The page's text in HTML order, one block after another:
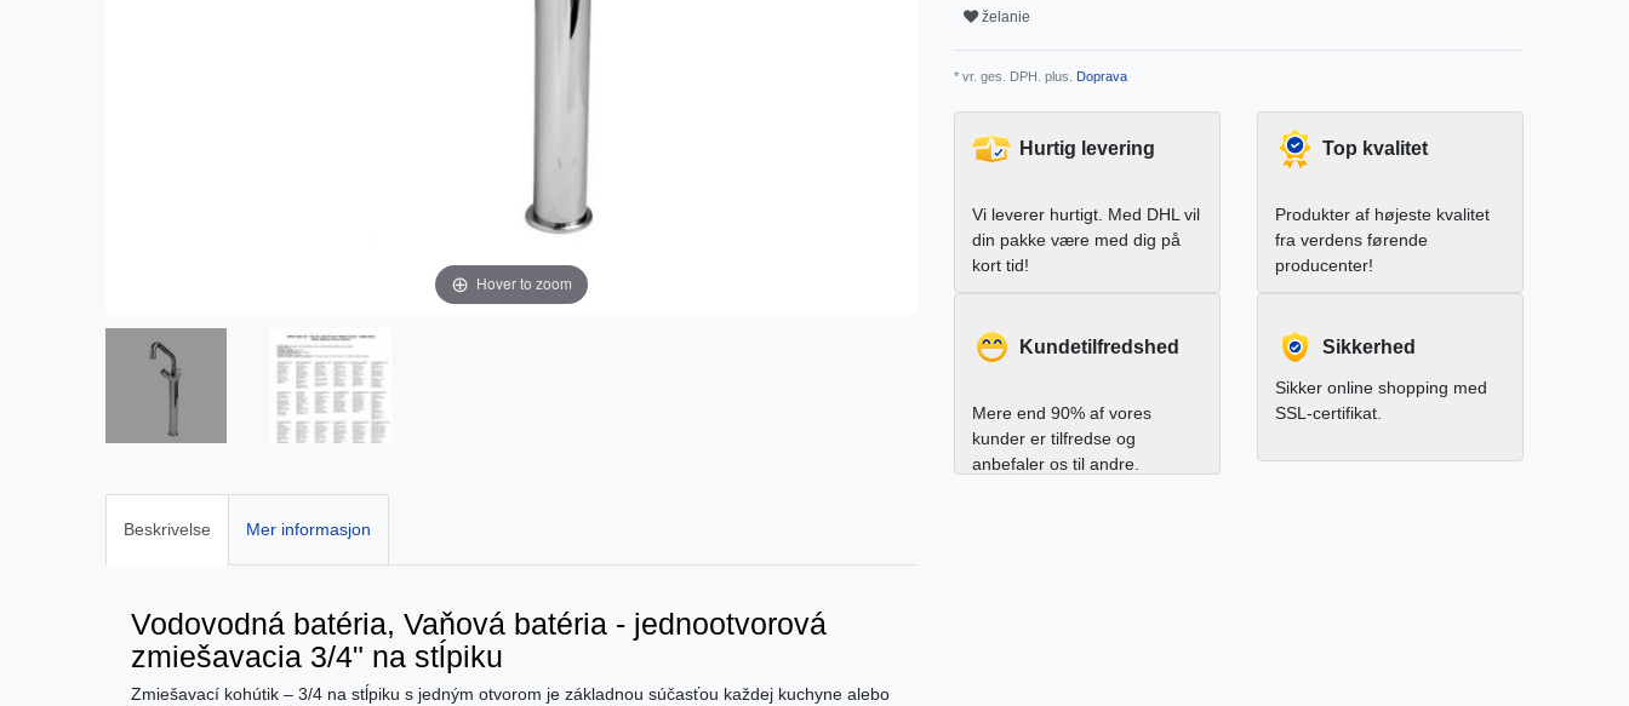
Hover to zoom
Beskrivelse Mer informasjon
Vodovodná batéria, Vaňová batéria - jednootvorová
zmiešavacia 3/4" na stĺpiku
Zmiešavací kohútik – 3/4 na stĺpiku s jedným otvorom je základnou súčasťou každej kuchyne alebo
želanie
* vr. ges. DPH. plus. Doprava
Hurtig levering
Vi leverer hurtigt. Med DHL vil
din pakke være med dig på
kort tid!
Top kvalitet
Produkter af højeste kvalitet
fra verdens førende
producenter!
Kundetilfredshed
Mere end 90% af vores
kunder er tilfredse og
anbefaler os til andre.
Sikkerhed
Sikker online shopping med
SSL-certifikat.